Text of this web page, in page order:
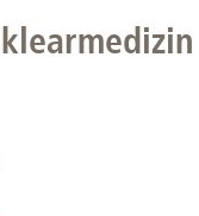
für Forschung